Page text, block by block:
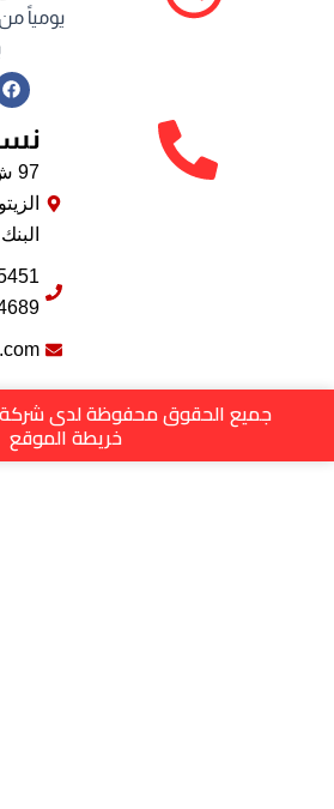
F
a
e
b
o
k
97 ش
البنك
جميع الحقوق محفوظة لدى شركة رابيد
خريطة الموقع